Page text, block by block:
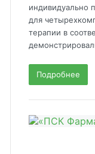
индивидуально
для
терапии в
Подробнее